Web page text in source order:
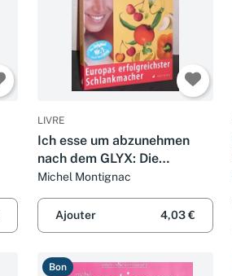
LIVRE
Ich esse um abzunehmen
nach dem GLYX: Die
Montignac-Methode für die
Frau: Die Montignac-
Methode speziell für Frauen.
Europas erfolgreichster
Michel Montignac
Ajouter 4,03 €
Bon